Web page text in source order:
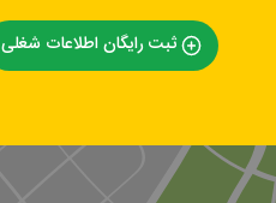
ثبت رایگان اطلاعات شغلی